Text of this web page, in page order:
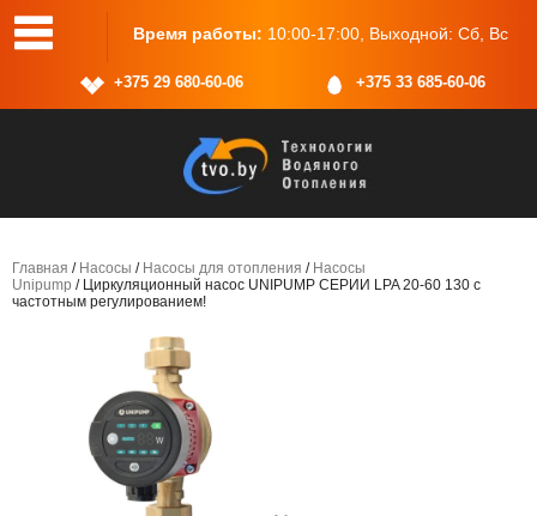
Сб, Вс Адрес:г.Минск, ул.Васнецова, 25, пом.2
+375 29 680-60-06 +375 33 685-60-06
Главная / Насосы / Насосы для отопления / Насосы
Unipump / Циркуляционный насос UNIPUMP СЕРИИ LPA 20-60 130 с
частотным регулированием!